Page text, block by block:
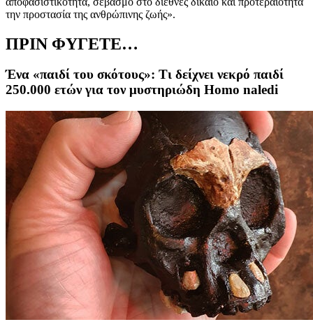
την προστασία της ανθρώπινης ζωής».
ΠΡΙΝ ΦΥΓΕΤΕ…
Ένα «παιδί του σκότους»: Τι δείχνει νεκρό παιδί
250.000 ετών για τον μυστηριώδη Homo naledi